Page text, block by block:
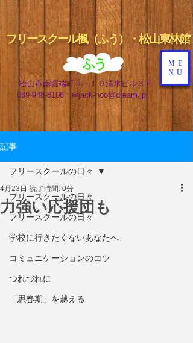
フリースクール楓（ふう）・ 松山東林館
ME
NU
松山市南堀端町５－１０清水ビル３Ｆ
📞
089-948-8106 ✉jack-hoo@dream.jp
記事
フリースクールの日々
フリースクールの日々
学校に行きたくないあなたへ
コミュニケーションのコツ
つれづれに
「思春期」を越える
フリースクールの日々
力強い応援団も
4月23日 読了時間: 0分